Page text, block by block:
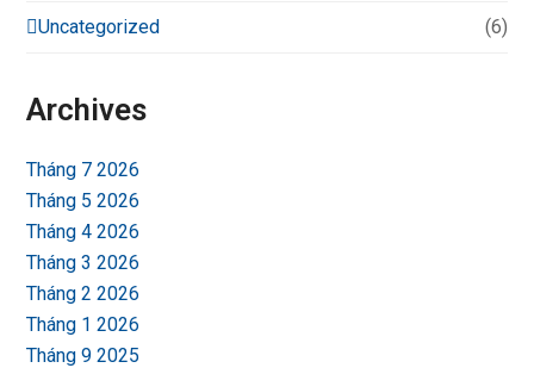
Uncategorized (6)
Archives
Tháng 7 2026
Tháng 5 2026
Tháng 4 2026
Tháng 3 2026
Tháng 2 2026
Tháng 1 2026
Tháng 9 2025